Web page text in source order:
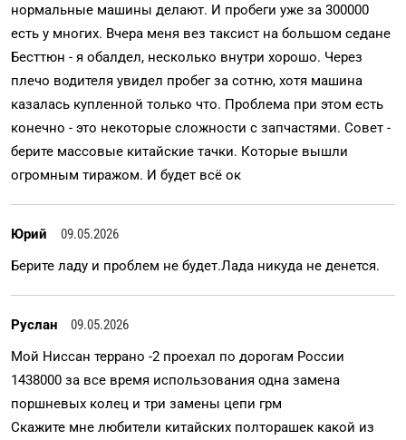
нормальные машины делают. И пробеги уже за 300000
есть у многих. Вчера меня вез таксист на большом седане
Бесттюн - я обалдел, несколько внутри хорошо. Через
плечо водителя увидел пробег за сотню, хотя машина
казалась купленной только что. Проблема при этом есть
конечно - это некоторые сложности с запчастями. Совет -
берите массовые китайские тачки. Которые вышли
огромным тиражом. И будет всё ок
Юрий
09.05.2026
Берите ладу и проблем не будет.Лада никуда не денется.
Руслан
09.05.2026
Мой Ниссан террано -2 проехал по дорогам России
1438000 за все время использования одна замена
поршневых колец и три замены цепи грм
Скажите мне любители китайских полторашек какой из